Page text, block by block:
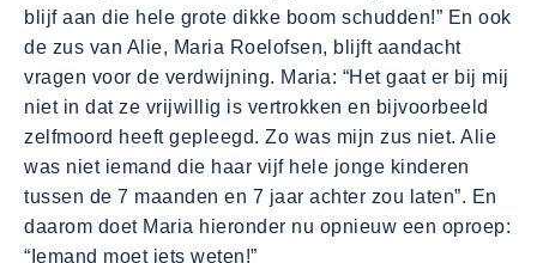
blijf aan die hele grote dikke boom schudden!” En ook
de zus van Alie, Maria Roelofsen, blijft aandacht
vragen voor de verdwijning. Maria: “Het gaat er bij mij
niet in dat ze vrijwillig is vertrokken en bijvoorbeeld
zelfmoord heeft gepleegd. Zo was mijn zus niet. Alie
was niet iemand die haar vijf hele jonge kinderen
tussen de 7 maanden en 7 jaar achter zou laten”. En
daarom doet Maria hieronder nu opnieuw een oproep:
“Iemand moet iets weten!”